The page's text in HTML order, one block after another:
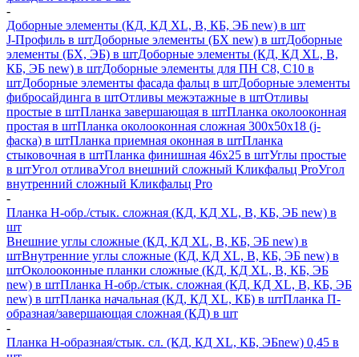
-
Доборные элементы (КД, КД XL, В, КБ, ЭБ new) в шт
J-Профиль в штДоборные элементы (БХ new) в штДоборные
элементы (БХ, ЭБ) в штДоборные элементы (КД, КД XL, В,
КБ, ЭБ new) в штДоборные элементы для ПН С8, С10 в
штДоборные элементы фасада фальц в штДоборные элементы
фибросайдинга в штОтливы межэтажные в штОтливы
простые в штПланка завершающая в штПланка околооконная
простая в штПланка околооконная сложная 300х50х18 (j-
фаска) в штПланка приемная оконная в штПланка
стыковочная в штПланка финишная 46х25 в штУглы простые
в штУгол отливаУгол внешний сложный Кликфальц ProУгол
внутренний сложный Кликфальц Pro
-
Планка H-обр./стык. сложная (КД, КД XL, В, КБ, ЭБ new) в
шт
Внешние углы сложные (КД, КД XL, В, КБ, ЭБ new) в
штВнутренние углы сложные (КД, КД XL, В, КБ, ЭБ new) в
штОколооконные планки сложные (КД, КД XL, В, КБ, ЭБ
new) в штПланка H-обр./стык. сложная (КД, КД XL, В, КБ, ЭБ
new) в штПланка начальная (КД, КД XL, КБ) в штПланка П-
образная/завершающая сложная (КД) в шт
-
Планка H-образная/стык. сл. (КД, КД XL, КБ, ЭБnew) 0,45 в